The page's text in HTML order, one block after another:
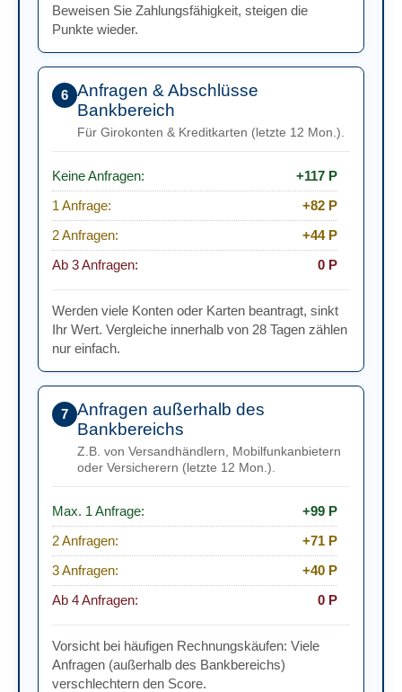
Beweisen Sie Zahlungsfähigkeit, steigen die
Punkte wieder.
6 Anfragen & Abschlüsse
Bankbereich
Für Girokonten & Kreditkarten (letzte 12 Mon.).
Keine Anfragen:
+117 P
1 Anfrage:
+82 P
2 Anfragen:
+44 P
Ab 3 Anfragen:
0 P
Werden viele Konten oder Karten beantragt, sinkt
Ihr Wert. Vergleiche innerhalb von 28 Tagen zählen
nur einfach.
7 Anfragen außerhalb des
Bankbereichs
Z.B. von Versandhändlern, Mobilfunkanbietern
oder Versicherern (letzte 12 Mon.).
Max. 1 Anfrage:
+99 P
2 Anfragen:
+71 P
3 Anfragen:
+40 P
Ab 4 Anfragen:
0 P
Vorsicht bei häufigen Rechnungskäufen: Viele
Anfragen (außerhalb des Bankbereichs)
verschlechtern den Score.